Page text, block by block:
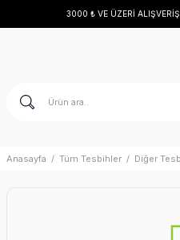
3000 ₺ VE ÜZERİ
Anasayfa Tüm Tesbihler Diğer